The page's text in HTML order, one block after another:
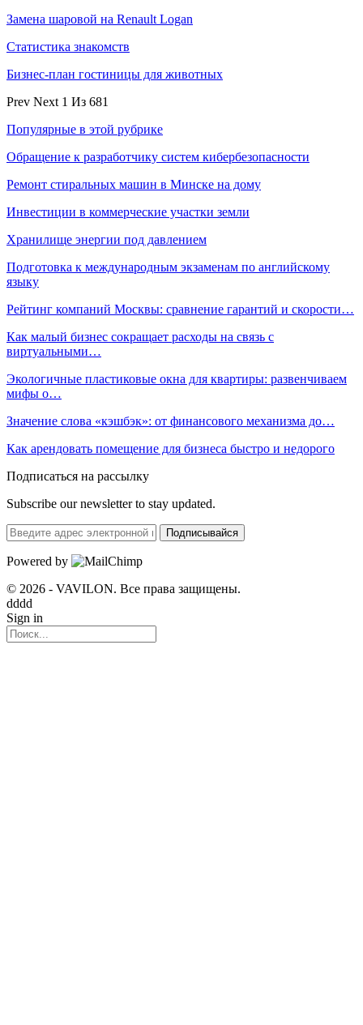
Замена шаровой на Renault Logan
Статистика знакомств
Бизнес-план гостиницы для животных
Prev Next 1 Из 681
Популярные в этой рубрике
Обращение к разработчику систем кибербезопасности
Ремонт стиральных машин в Минске на дому
Инвестиции в коммерческие участки земли
Хранилище энергии под давлением
Подготовка к международным экзаменам по английскому
языку
Рейтинг компаний Москвы: сравнение гарантий и скорости…
Как малый бизнес сокращает расходы на связь с
виртуальными…
Экологичные пластиковые окна для квартиры: развенчиваем
мифы о…
Значение слова «кэшбэк»: от финансового механизма до…
Как арендовать помещение для бизнеса быстро и недорого
Подписаться на рассылку
Subscribe our newsletter to stay updated.
Подписывайся
Powered by
© 2026 - VAVILON. Все права защищены.
dddd
Sign in